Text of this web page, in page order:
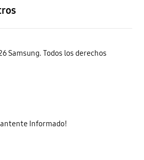
Samsung. Todos los derechos
Informado!